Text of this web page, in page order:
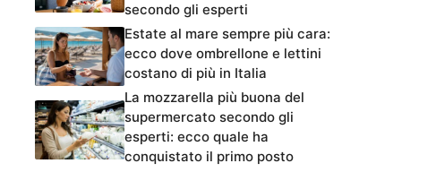
secondo gli esperti
Estate al mare sempre più cara:
ecco dove ombrellone e lettini
costano di più in Italia
La mozzarella più buona del
supermercato secondo gli
esperti: ecco quale ha
conquistato il primo posto